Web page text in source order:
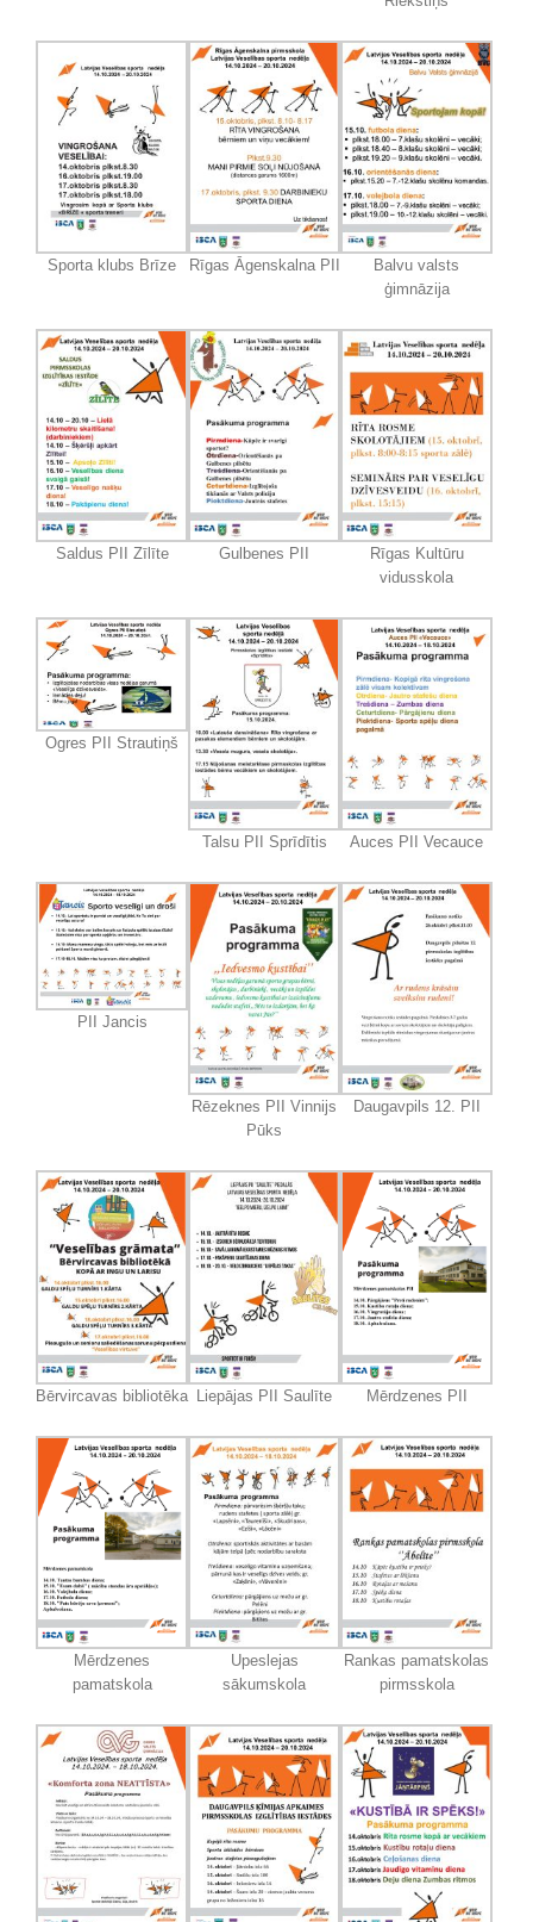
Sporta klubs Brīze Rīgas Āgenskalna PII
Balvu valsts
ģimnāzija
Saldus PII Zīlīte Gulbenes PII
Rīgas Kultūru
vidusskola
Ogres PII Strautiņš
Talsu PII Sprīdītis Auces PII Vecauce
PII Jancis
Rēzeknes PII Vinnijs
Pūks
Daugavpils 12. PII
Bērvircavas bibliotēka Liepājas PII Saulīte Mērdzenes PII
Mērdzenes
pamatskola
Upeslejas
sākumskola
Rankas pamatskolas
pirmsskola